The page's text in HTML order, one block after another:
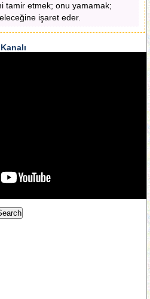
tamir etmek; onu yamamak;
işaret eder.